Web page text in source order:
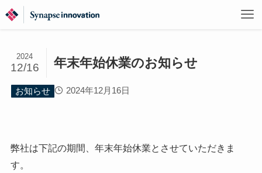
年末年始休業のお知らせ
2024
12/16
お知らせ 2024年12月16日
弊社は下記の期間、年末年始休業とさせていただきま
す。